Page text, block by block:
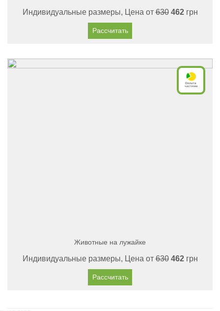
Индивидуальные размеры, Цена от630 462грн
Рассчитать
Животные на лужайке
Индивидуальные размеры, Цена от630 462грн
Рассчитать